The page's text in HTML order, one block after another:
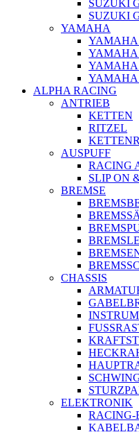
SUZUKI
SUZUKI
YAMAHA
YAMAHA
YAMAHA
YAMAHA
YAMAHA
ALPHA RACING
ANTRIEB
KETTEN
RITZEL
AUSPUFF
RACING
SLIP ON
BREMSE
CHASSIS
ELEKTRONIK
RACING-